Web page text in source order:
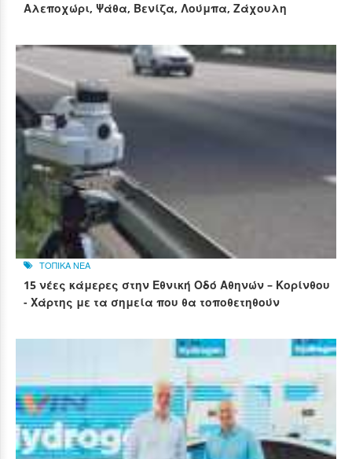
Αλεποχώρι, Ψάθα, Βενίζα, Λούμπα, Ζάχουλη
ΤΟΠΙΚΑ ΝΕΑ
15 νέες κάμερες στην Εθνική Οδό Αθηνών – Κορίνθου
- Χάρτης με τα σημεία που θα τοποθετηθούν